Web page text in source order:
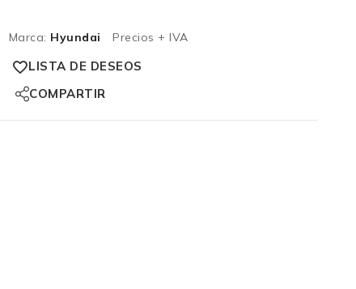
Marca: Hyundai Precios + IVA
LISTA DE DESEOS
COMPARTIR